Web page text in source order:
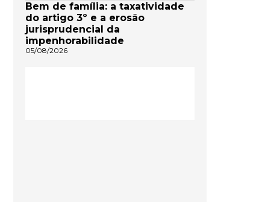
Bem de família: a taxatividade
do artigo 3º e a erosão
jurisprudencial da
impenhorabilidade
05/08/2026